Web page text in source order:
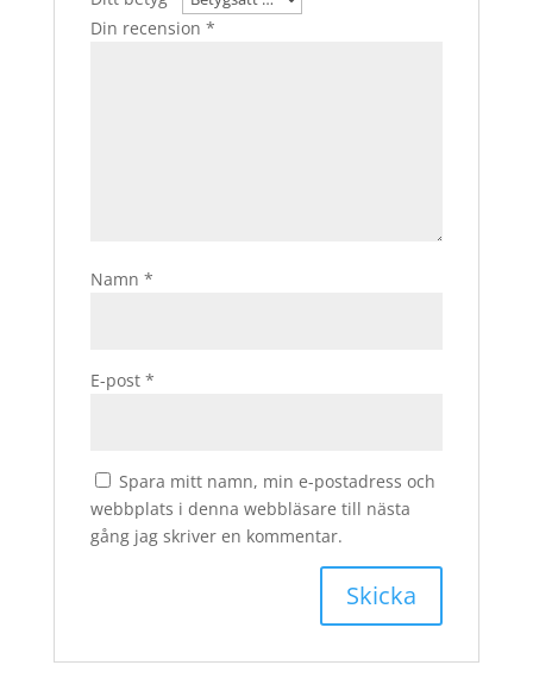
Din recension *
Namn *
E-post *
Spara mitt namn, min e-postadress och
webbplats i denna webbläsare till nästa
gång jag skriver en kommentar.